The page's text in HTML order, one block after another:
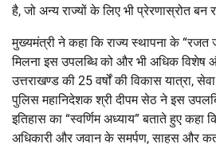
है, जो अन्य राज्यों के लिए भी प्रेरणास्रोत बन
मुख्यमंत्री ने कहा कि राज्य स्थापना के “रजत
मिलना इस उपलब्धि को और भी अधिक विशेष
उत्तराखण्ड की 25 वर्षों की विकास यात्रा,
पुलिस महानिदेशक श्री दीपम सेठ ने इस
इतिहास का “स्वर्णिम अध्याय” बताते हुए कहा
अधिकारी और जवान के समर्पण, साहस और